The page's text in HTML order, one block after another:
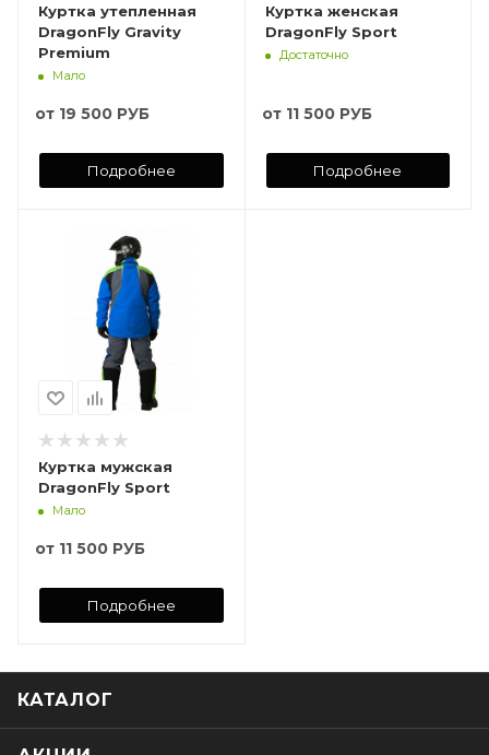
Куртка утепленная
DragonFly Gravity
Premium
Мало
от 19 500 РУБ
Подробнее
Куртка женская
DragonFly Sport
Достаточно
от 11 500 РУБ
Подробнее
Куртка мужская
DragonFly Sport
Мало
от 11 500 РУБ
Подробнее
КАТАЛОГ